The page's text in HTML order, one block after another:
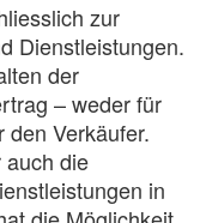
zur
Dienstleistungen.
der
– weder für
Verkäufer.
auch die
in